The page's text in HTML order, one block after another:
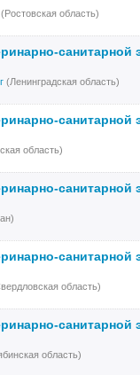
(Ростовская область)
санитарной
(Ленинградская область)
санитарной
область)
санитарной
санитарной
область)
санитарной
область)